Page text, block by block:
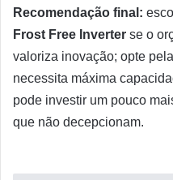
Recomendação final:
Frost Free Inverter se o
valoriza inovação; opte pela
necessita máxima
pode investir um pouco
que não decepcionam.